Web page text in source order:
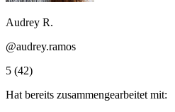
Audrey R.
@audrey.ramos
5 (42)
Hat bereits zusammengearbeitet mit: